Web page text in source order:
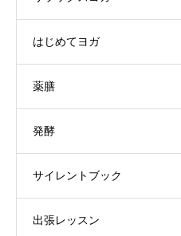
はじめてヨガ
薬膳
発酵
サイレントブック
出張レッスン